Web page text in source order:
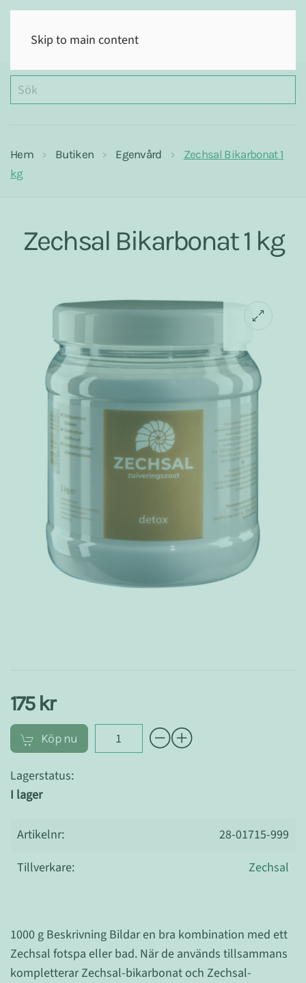
Skip to main content
Hem Butiken Egenvård
Zechsal Bikarbonat 1
kg
Zechsal Bikarbonat 1 kg
175 kr
Köp nu
Lagerstatus:
I lager
Artikelnr:
28-01715-999
Tillverkare:
Zechsal
1000 g Beskrivning Bildar en bra kombination med ett
Zechsal fotspa eller bad. När de används tillsammans
kompletterar Zechsal-bikarbonat och Zechsal-